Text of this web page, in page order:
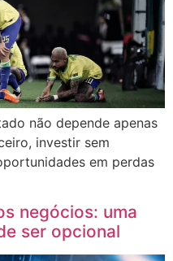
não depende apenas
investir sem
em perdas
negócios: uma
ser opcional